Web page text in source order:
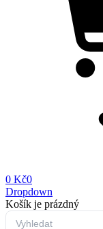
0 Kč0
Dropdown
Košík je prázdný